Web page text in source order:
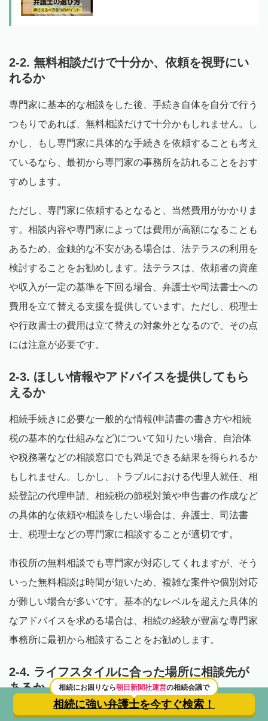
2-2. 無料相談だけで十分か、依頼を視野にい
れるか
専門家に基本的な相談をした後、手続き自体を自分で行う
つもりであれば、無料相談だけで十分かもしれません。し
かし、もし専門家に具体的な手続きを依頼することも考え
ているなら、最初から専門家の事務所を訪れることをおす
すめします。
ただし、専門家に依頼するとなると、当然費用がかかりま
す。相談内容や専門家によっては費用が高額になることも
あるため、金銭的な不安がある場合は、法テラスの利用を
検討することをお勧めします。法テラスは、依頼者の資産
や収入が一定の基準を下回る場合、弁護士や司法書士への
費用を立て替える支援を提供しています。ただし、税理士
や行政書士の費用は立て替えの対象外となるので、その点
には注意が必要です。
2-3. ほしい情報やアドバイスを提供してもら
えるか
相続手続きに必要な一般的な情報(申請書の書き方や相続
税の基本的な仕組みなど)について知りたい場合、自治体
や税務署などの相談窓口でも満足できる結果を得られるか
もしれません。しかし、トラブルにおける代理人就任、相
続登記の代理申請、相続税の節税対策や申告書の作成など
の具体的な依頼や相談をしたい場合は、弁護士、司法書
士、税理士などの専門家に相談することが適切です。
市役所の無料相談でも専門家が対応してくれますが、そう
いった無料相談は時間が短いため、複雑な案件や個別対応
が難しい場合が多いです。基本的なレベルを超えた具体的
なアドバイスを求める場合は、相続の経験が豊富な専門家
事務所に最初から相談することをお勧めします。
2-4. ライフスタイルに合った場所に相談先が
あるか
自宅・職場の場所や生活スタイルを考慮し、相談窓口の受
相続にお困りなら朝日新聞社運営の相続会議で
相続に強い弁護士を今すぐ検索！